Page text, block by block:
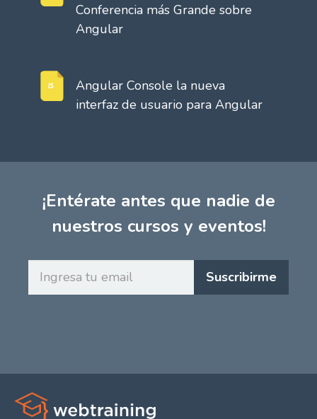
Conferencia más Grande sobre
Angular
Angular Console la nueva
interfaz de usuario para Angular
¡Entérate antes que nadie de
nuestros cursos y eventos!
tu
Suscribirme